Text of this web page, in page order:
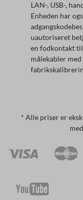
LAN-, USB-,
Enheden har
uautoriseret
en fodkontakt
målekabler
* Alle priser er